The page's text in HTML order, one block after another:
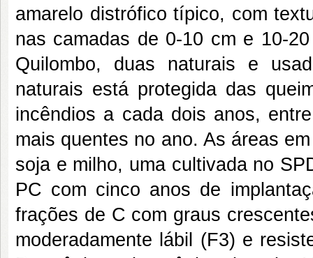
amarelo distrófico típico, com
nas camadas de 0-10 cm e 10-
Quilombo, duas naturais e
naturais está protegida das
incêndios a cada dois anos,
mais quentes no ano. As áreas
soja e milho, uma cultivada no
PC com cinco anos de
frações de C com graus
moderadamente lábil (F3) e